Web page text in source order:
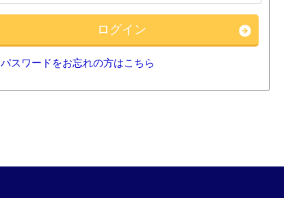
パスワードをお忘れの方はこちら